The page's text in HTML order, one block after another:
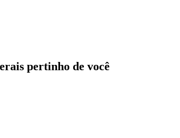
pertinho de você